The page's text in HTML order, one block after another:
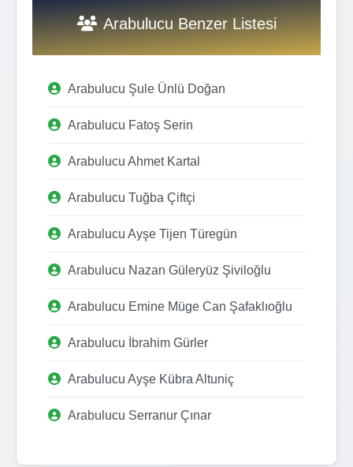
Arabulucu Benzer Listesi
Arabulucu Şule Ünlü Doğan
Arabulucu Fatoş Serin
Arabulucu Ahmet Kartal
Arabulucu Tuğba Çiftçi
Arabulucu Ayşe Tijen Türegün
Arabulucu Nazan Güleryüz Şiviloğlu
Arabulucu Emine Müge Can Şafaklıoğlu
Arabulucu İbrahim Gürler
Arabulucu Ayşe Kübra Altuniç
Arabulucu Serranur Çınar